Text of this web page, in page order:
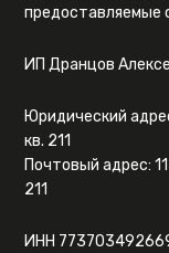
предоставляемые
ИП Дранцов
Юридический
кв. 211
Почтовый адрес:
211
ИНН